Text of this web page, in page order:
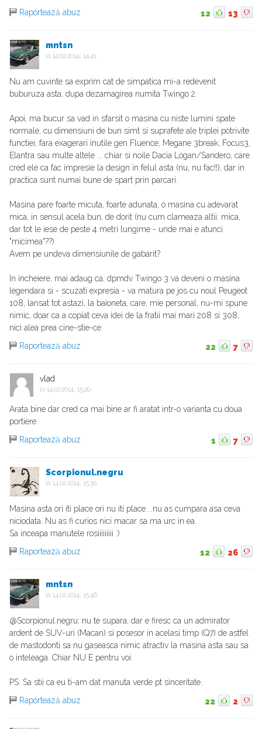
Raportează abuz
12 13
mntsn
la 14.02.2014, 14:41
Nu am cuvinte sa exprim cat de simpatica mi-a redevenit
buburuza asta, dupa dezamagirea numita Twingo 2.
Apoi, ma bucur sa vad in sfarsit o masina cu niste lumini spate
normale, cu dimensiuni de bun simt si suprafete ale triplei potrivite
functiei, fara exagerari inutile gen Fluence, Megane 3break, Focus3,
Elantra sau multe altele ... chiar si noile Dacia Logan/Sandero, care
cred ele ca fac impresie la design in felul asta (nu, nu fac!!), dar in
practica sunt numai bune de spart prin parcari.
Masina pare foarte micuta, foarte adunata, o masina cu adevarat
mica, in sensul acela bun, de dorit (nu cum clameaza altii: mica,
dar tot le iese de peste 4 metri lungime - unde mai e atunci
"micimea"??)
Avem pe undeva dimensiunile de gabarit?
In incheiere, mai adaug ca, dpmdv Twingo 3 va deveni o masina
legendara si - scuzati expresia - va matura pe jos cu noul Peugeot
108, lansat tot astazi, la baioneta, care, mie personal, nu-mi spune
nimic, doar ca a copiat ceva idei de la fratii mai mari 208 si 308,
nici alea prea cine-stie-ce.
Raportează abuz
22 7
vlad
la 14.02.2014, 15:20
Arata bine dar cred ca mai bine ar fi aratat intr-o varianta cu doua
portiere.
Raportează abuz
1 7
Scorpionul.negru
la 14.02.2014, 15:30
Masina asta ori iti place ori nu iti place....nu as cumpara asa ceva
niciodata. Nu as fi curios nici macar sa ma urc in ea.
Sa inceapa manutele rosiiiiiiiii :)
Raportează abuz
12 26
mntsn
la 14.02.2014, 15:46
@Scorpionul.negru: nu te supara, dar e firesc ca un admirator
ardent de SUV-uri (Macan) si posesor in acelasi timp (Q7) de astfel
de mastodonti sa nu gaseasca nimic atractiv la masina asta sau sa
o inteleaga. Chiar NU E pentru voi.
PS: Sa stii ca eu ti-am dat manuta verde pt sinceritate.
Raportează abuz
22 2